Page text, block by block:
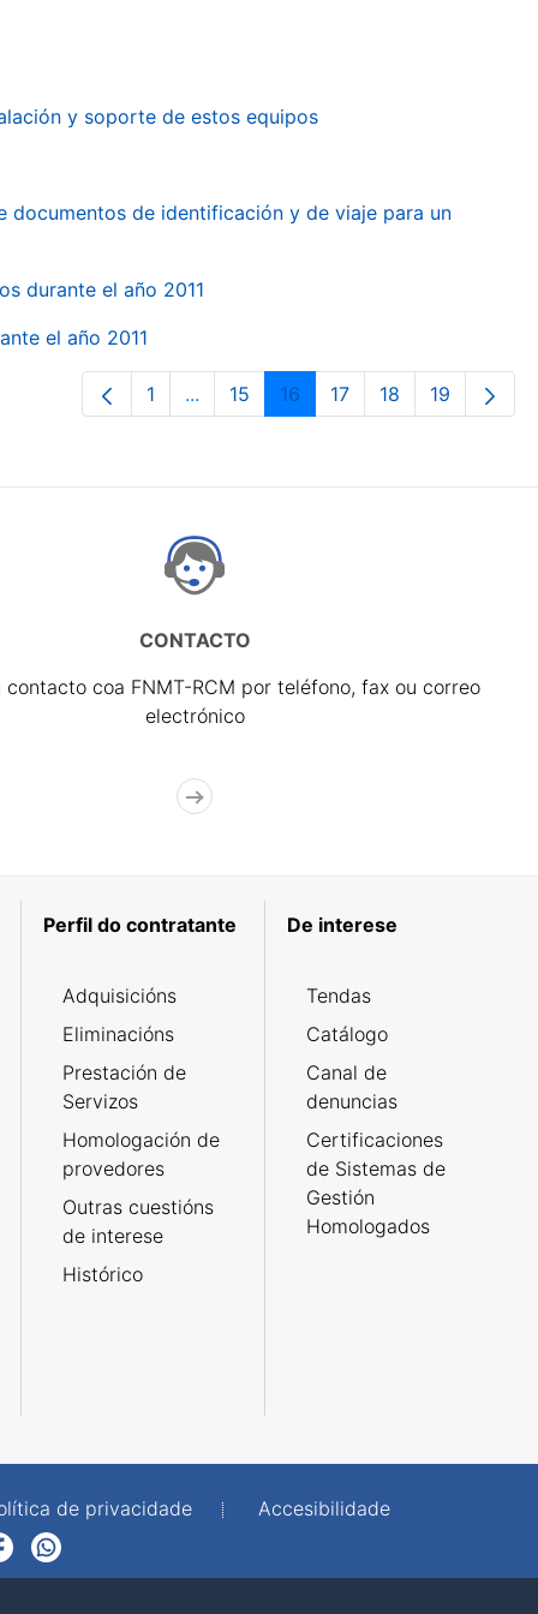
y soporte de estos equipos
de identificación y de viaje para un
durante el año 2011
el año 2011
Páxina
1 ...Páxinas intermedias Use pestaña
Páxina
15 Páxina
16 Páxina
17 Páxina
18 Páxina
19
CONTACTO
contacto coa FNMT-RCM por teléfono, fax ou correo
electrónico
Perfil do contratante
Adquisicións
Eliminacións
Prestación de
Servizos
Homologación de
provedores
Outras cuestións
de interese
Histórico
De interese
Tendas
Catálogo
Canal de
denuncias
Certificaciones
de Sistemas de
Gestión
Homologados
de privacidade
Accesibilidade